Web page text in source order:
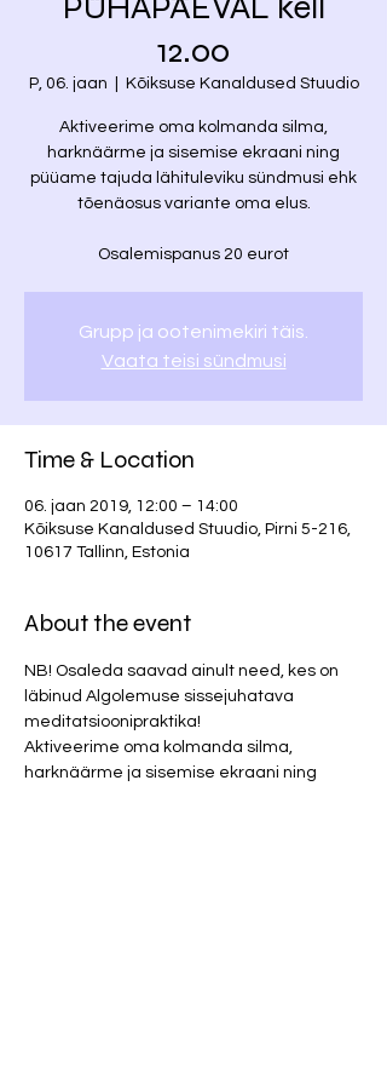
12.00
P, 06. jaan Kõiksuse Kanaldused Stuudio
Aktiveerime oma kolmanda silma,
harknäärme ja sisemise ekraani ning
püüame tajuda lähituleviku sündmusi ehk
tõenäosus variante oma elus.
Osalemispanus 20 eurot
Grupp ja ootenimekiri täis.
Vaata teisi sündmusi
Time & Location
06. jaan 2019, 12:00 – 14:00
Kõiksuse Kanaldused Stuudio, Pirni 5-216,
10617 Tallinn, Estonia
About the event
NB! Osaleda saavad ainult need, kes on
läbinud Algolemuse sissejuhatava
meditatsioonipraktika!
Aktiveerime oma kolmanda silma,
harknäärme ja sisemise ekraani ning